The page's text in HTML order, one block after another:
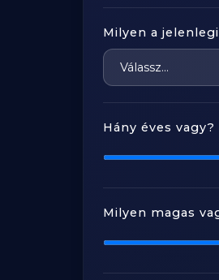
Milyen a
Hány éves vagy?
Milyen magas